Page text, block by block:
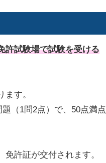
許試験場で試験を受ける
す。
（1問2点）で、50点満点
許証が交付されます。